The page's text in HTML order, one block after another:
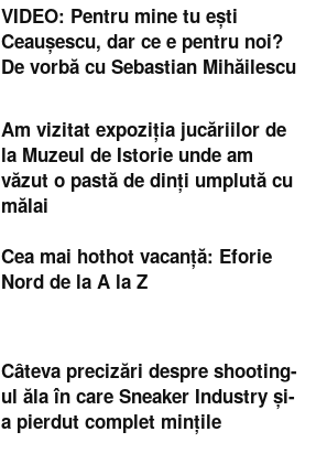
VIDEO: Pentru mine tu ești
Ceaușescu, dar ce e pentru noi?
De vorbă cu Sebastian Mihăilescu
Am vizitat expoziția jucăriilor de
la Muzeul de Istorie unde am
văzut o pastă de dinți umplută cu
mălai
Cea mai hothot vacanță: Eforie
Nord de la A la Z
Câteva precizări despre shooting-
ul ăla în care Sneaker Industry și-
a pierdut complet mințile